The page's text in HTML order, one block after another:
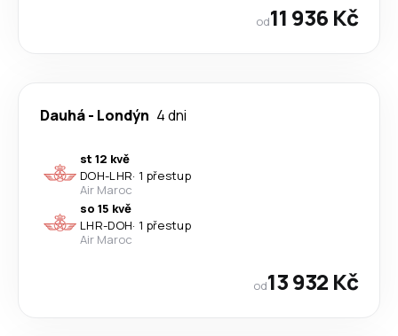
od11 936 Kč
Dauhá- Londýn 4 dni
st 12 kvě
DOH-LHR· 1 přestup
Air Maroc
so 15 kvě
LHR-DOH· 1 přestup
Air Maroc
od13 932 Kč